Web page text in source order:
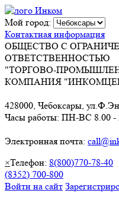
Мой город:
Контактная информация
ОБЩЕСТВО С
ОТВЕТСТВЕННОСТЬЮ
"ТОРГОВО-
КОМПАНИЯ
428000, Чебоксары,
Часы работы: ПН-ВС 8.00 -
Электронная почта:
×Телефон: 8(800)770-78-40
(8352) 700-800
Войти на сайт